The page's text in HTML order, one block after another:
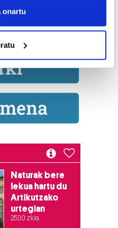
your geographical
actively scanning it for
personal data is processed
thedetails section.
datu pertsonalak
besteak beste,
iragarkiak eta edukia
biltzeko eta
nork eta zertarako
eskatzen, eta beren
babesten dira. Ikusi gure
onartu
Naturak bere
lekua hartu du
Artikutzako
urtegian
2.500 zkia.